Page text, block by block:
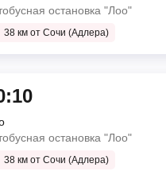
остановка "Лоо"
38 км от Сочи (Адлера)
17
остановка "Лоо"
38 км от Сочи (Адлера)